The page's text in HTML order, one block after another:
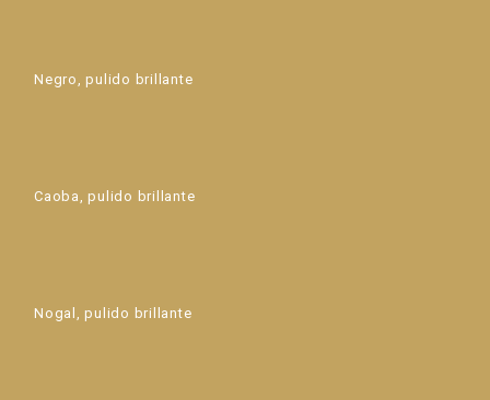
Negro, pulido brillante
Caoba, pulido brillante
Nogal, pulido brillante